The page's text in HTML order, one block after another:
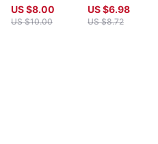
US $8.00
US $10.00
毀滅（上）
US $6.98
US $8.72